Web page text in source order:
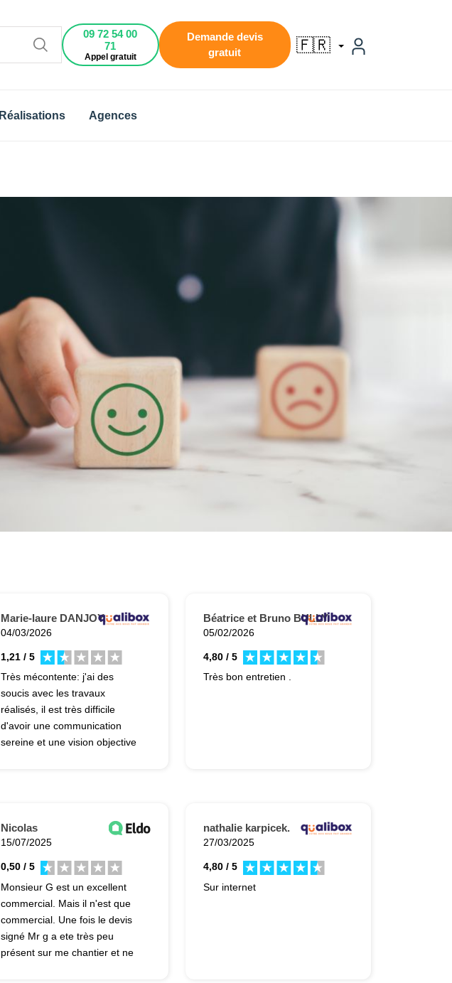
09 72 54 00
71
Appel gratuit
Demande devis
gratuit
🇫🇷
Réalisations Agences
Marie-laure DANJOY.
04/03/2026
1,21 / 5
Très mécontente: j'ai des
soucis avec les travaux
réalisés, il est très difficile
d'avoir une communication
sereine et une vision objective
ne recommande pas cet
artisan.
Béatrice et Bruno BULLY.
05/02/2026
4,80 / 5
Très bon entretien .
Nicolas
15/07/2025
0,50 / 5
Monsieur G est un excellent
commercial. Mais il n'est que
commercial. Une fois le devis
signé Mr g a ete très peu
présent sur me chantier et ne
nathalie karpicek.
27/03/2025
4,80 / 5
Sur internet